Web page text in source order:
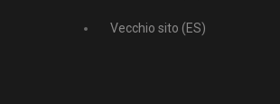
Vecchio sito (ES)